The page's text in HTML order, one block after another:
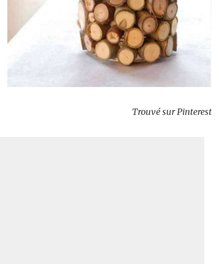
Trouvé sur Pinterest